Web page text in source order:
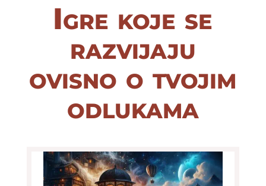
Igre koje se
razvijaju
ovisno o tvojim
odlukama